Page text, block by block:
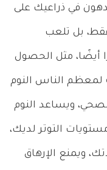
في ذراعيك على
بل تلعب
أيضًا، مثل الحصول
لمعظم الناس النوم
ويساعد النوم
التوتر لديك،
ويمنع الإرهاق